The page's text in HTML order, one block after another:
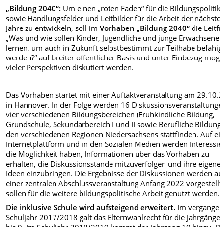
„Bildung 2040“: Um einen „roten Faden“ für die
sowie Handlungsfelder und Leitbilder für die Arbeit der
Jahre zu entwickeln, soll imVorhaben „Bildung 2040“ die
„Was und wie sollen Kinder, Jugendliche und junge Erwachsene
lernen, um auch in Zukunft selbstbestimmt zur Teilhabe
werden?“ auf breiter öffentlicher Basis und unter Einbezug
vieler Perspektiven diskutiert werden.
Das Vorhaben startet mit einer Auftaktveranstaltung am
in Hannover. In der Folge werden 16
vier verschiedenen Bildungsbereichen (Frühkindliche Bildung,
Grundschule, Sekundarbereich I und II sowie Berufliche
den verschiedenen Regionen Niedersachsens stattfinden. Auf
Internetplattform und in den Sozialen Medien werden
die Möglichkeit haben, Informationen über das Vorhaben zu
erhalten, die Diskussionsstände mitzuverfolgen und ihre
Ideen einzubringen. Die Ergebnisse der Diskussionen werden
einer zentralen Abschlussveranstaltung Anfang 2022
sollen für die weitere bildungspolitische Arbeit genutzt werden.
Die inklusive Schule wird aufsteigend erweitert. Im
Schuljahr 2017/2018 galt das Elternwahlrecht für die